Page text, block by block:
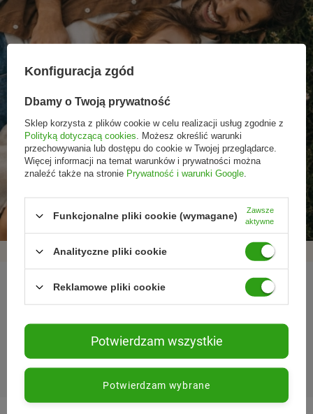
Promocje tylko dla
Nowości przed
Rezygnacja w każdej
REGULAMINY
SPRAWDŹ NAS
MOJE ZAMÓWIENIE
KONTAKT
Konfiguracja zgód
Dbamy o Twoją prywatność
Sklep korzysta z plików cookie w celu realizacji usług zgodnie z
Polityką dotyczącą cookies . Możesz określić warunki
przechowywania lub dostępu do cookie w Twojej przeglądarce.
Więcej informacji na temat warunków i prywatności można
znaleźć także na stronie Prywatność i warunki Google
Funkcjonalne pliki cookie (wymagane)
Zawsze
aktywne
Analityczne pliki cookie
Reklamowe pliki cookie
Potwierdzam wybrane
Potwierdzam wszystkie